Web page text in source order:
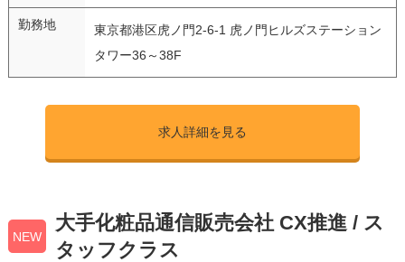
勤務地
東京都港区虎ノ門2-6-1 虎ノ門ヒルズステーション
タワー36～38F
求人詳細を見る
NEW
大手化粧品通信販売会社 CX推進 / ス
タッフクラス